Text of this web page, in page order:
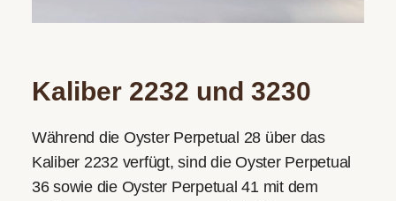
Kaliber 2232 und 3230
Während die Oyster Perpetual 28 über das
Kaliber 2232 verfügt, sind die Oyster Perpetual
36 sowie die Oyster Perpetual 41 mit dem